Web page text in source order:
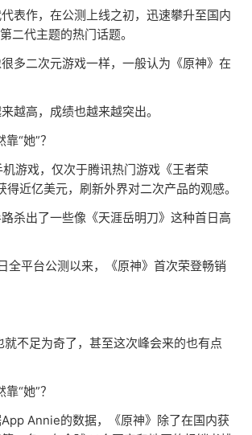
表作，在公测上线之初，迅速攀升至国内
二代主题的热门话题。
多二次元游戏一样，一般认为《原神》在
越高，成绩也越来越突出。
游戏，仅次于腾讯热门游戏《王者荣
近亿美元，刷新外界对二次产品的观感。
杀出了一些像《天涯岳明刀》这种首日高
全平台公测以来，《原神》首次荣登畅销
不足为奇了，甚至这次峰会来的也有点
Annie的数据，《原神》除了在国内获